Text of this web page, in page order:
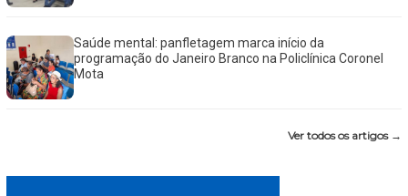
Saúde mental: panfletagem marca início da
programação do Janeiro Branco na Policlínica Coronel
Mota
Ver todos os artigos →